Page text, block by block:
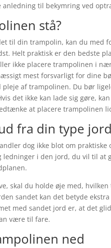
anledning til bekymring ved
stå?
til din trampolin, kan du med
Helt praktisk er den bedste
ikke placere trampolinen i
mest forsvarligt for dine
pleje af trampolinen. Du bør
det ikke kan lade sig gøre,
at placere trampolinen
fra din type jord
dog ikke blot om
ledninger i den jord, du vil til at
skal du holde øje med,
sandet kan det betyde
med sandet jord er, at det
være til fare.
ned